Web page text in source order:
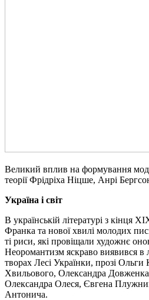
Великий вплив на формування
теорії Фрідріха Ніцше, Анрі
Україна і світ
В українській літературі з кінця
Франка та нової хвилі молодих
ті риси, які провіщали художнє
Неоромантизм яскраво виявився в
творах Лесі Українки, прозі
Хвильового, Олександра
Олександра Олеся, Євгена
Антонича.